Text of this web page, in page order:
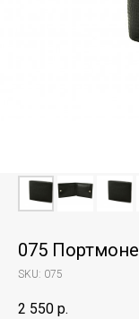
075
SKU: 075
2 550 р.